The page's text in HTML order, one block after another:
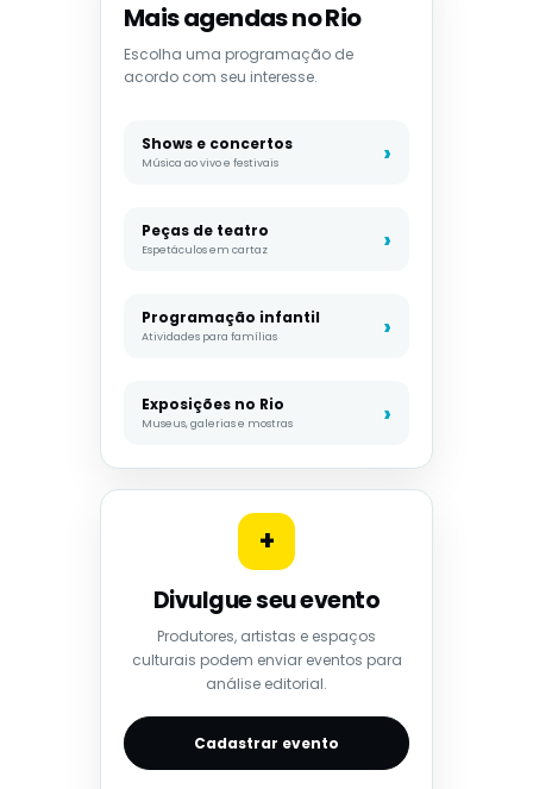
Mais agendas no Rio
Escolha uma programação de
acordo com seu interesse.
Shows e concertos
Música ao vivo e festivais
Peças de teatro
Espetáculos em cartaz
Programação infantil
Atividades para famílias
Exposições no Rio
Museus, galerias e mostras
+
Divulgue seu evento
Produtores, artistas e espaços
culturais podem enviar eventos para
análise editorial.
Cadastrar evento